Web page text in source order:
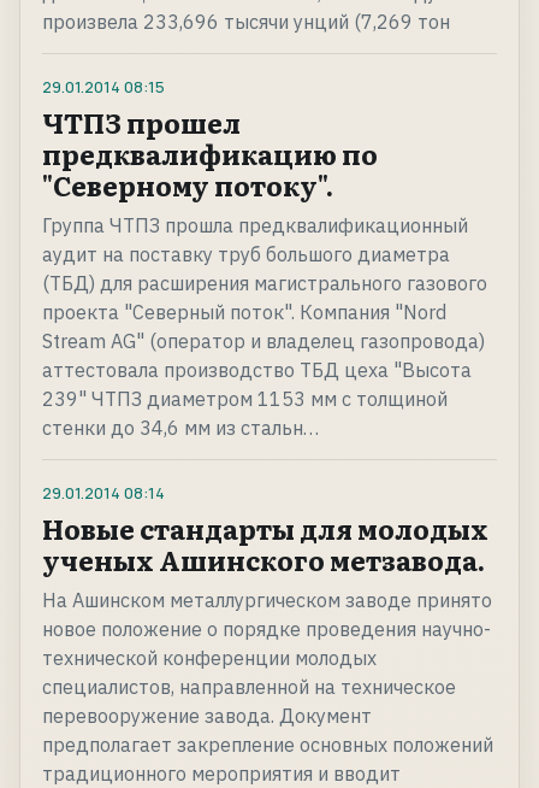
произвела 233,696 тысячи унций (7,269 тон
29.01.2014 08:15
ЧТПЗ прошел
предквалификацию по
"Северному потоку".
Группа ЧТПЗ прошла предквалификационный
аудит на поставку труб большого диаметра
(ТБД) для расширения магистрального газового
проекта "Северный поток". Компания "Nord
Stream AG" (оператор и владелец газопровода)
аттестовала производство ТБД цеха "Высота
239" ЧТПЗ диаметром 1153 мм с толщиной
стенки до 34,6 мм из стальн…
29.01.2014 08:14
Новые стандарты для молодых
ученых Ашинского метзавода.
На Ашинском металлургическом заводе принято
новое положение о порядке проведения научно-
технической конференции молодых
специалистов, направленной на техническое
перевооружение завода. Документ
предполагает закрепление основных положений
традиционного мероприятия и вводит